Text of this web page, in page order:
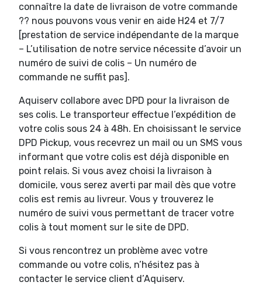
connaître la date de livraison de votre commande
?? nous pouvons vous venir en aide H24 et 7/7
[prestation de service indépendante de la marque
– L’utilisation de notre service nécessite d’avoir un
numéro de suivi de colis – Un numéro de
commande ne suffit pas].
Aquiserv collabore avec DPD pour la livraison de
ses colis. Le transporteur effectue l’expédition de
votre colis sous 24 à 48h. En choisissant le service
DPD Pickup, vous recevrez un mail ou un SMS vous
informant que votre colis est déjà disponible en
point relais. Si vous avez choisi la livraison à
domicile, vous serez averti par mail dès que votre
colis est remis au livreur. Vous y trouverez le
numéro de suivi vous permettant de tracer votre
colis à tout moment sur le site de DPD.
Si vous rencontrez un problème avec votre
commande ou votre colis, n’hésitez pas à
contacter le service client d’Aquiserv.